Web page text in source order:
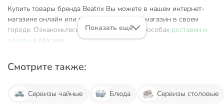
Купить товары бренда Beatrix Вы можете в нашем интернет-
магазине онлайн или посетив розничный магазин в своем
городе. Ознакомьтесь с информацией о способах доставки и
оплаты в Москве.
Показать ещё
Смотрите также:
Сервизы чайные Блюда Сервизы столовые